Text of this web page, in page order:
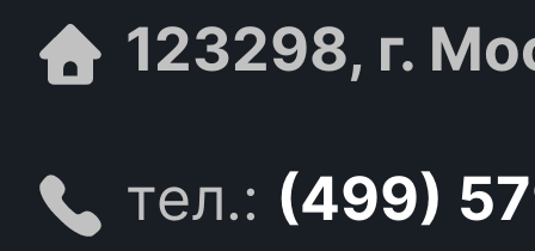
123298, г.
тел.: (499)